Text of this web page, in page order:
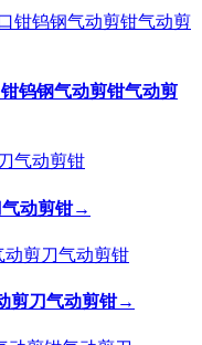
钨钢气动剪钳气动剪
动剪钳→
剪刀气动剪钳→